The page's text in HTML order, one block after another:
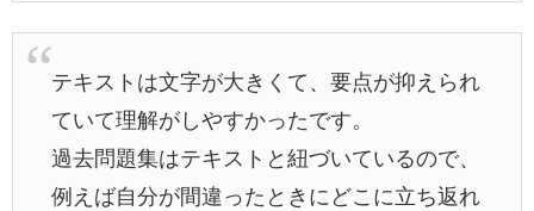
テキストは文字が大きくて、要点が抑えられ
ていて理解がしやすかったです。
過去問題集はテキストと紐づいているので、
例えば自分が間違ったときにどこに立ち返れ